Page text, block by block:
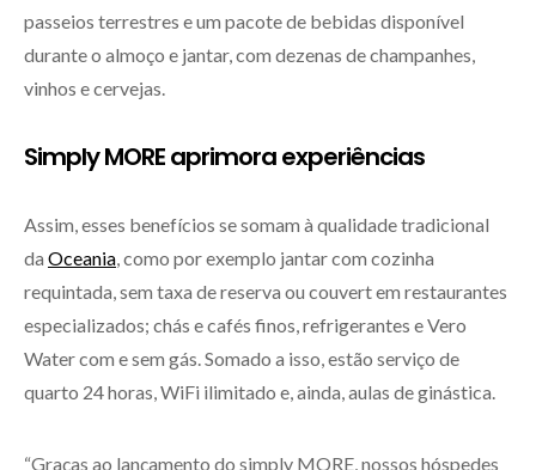
passeios terrestres e um pacote de bebidas disponível
durante o almoço e jantar, com dezenas de champanhes,
vinhos e cervejas.
Simply MORE aprimora experiências
Assim, esses benefícios se somam à qualidade tradicional
da Oceania , como por exemplo jantar com cozinha
requintada, sem taxa de reserva ou couvert em restaurantes
especializados; chás e cafés finos, refrigerantes e Vero
Water com e sem gás. Somado a isso, estão serviço de
quarto 24 horas, WiFi ilimitado e, ainda, aulas de ginástica.
“Graças ao lançamento do simply MORE, nossos hóspedes